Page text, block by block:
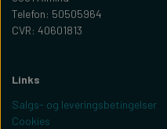
Telefon: 50505964
CVR: 40601813
Links
Salgs- og leveringsbetingelser
Cookies